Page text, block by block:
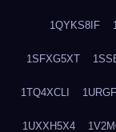
1QYKS8IF
1SFXG5XT
1TQ4XCLI
1UXXH5X4